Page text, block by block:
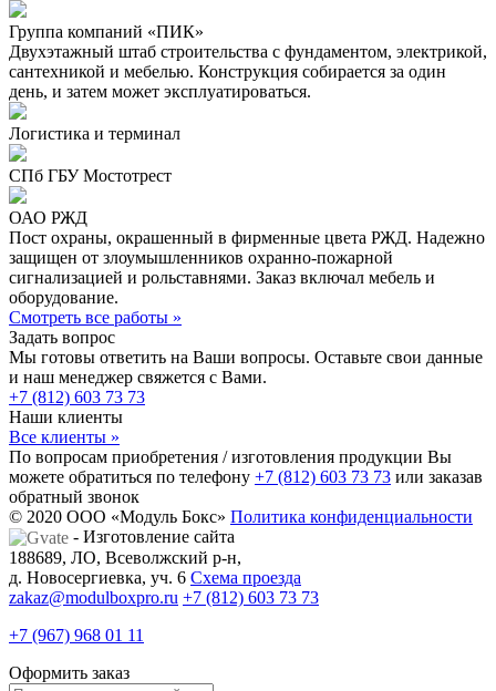
Группа компаний «ПИК»
Двухэтажный штаб строительства с фундаментом, электрикой,
сантехникой и мебелью. Конструкция собирается за один
день, и затем может эксплуатироваться.
Логистика и терминал
СПб ГБУ Мостотрест
ОАО РЖД
Пост охраны, окрашенный в фирменные цвета РЖД. Надежно
защищен от злоумышленников охранно-пожарной
сигнализацией и рольставнями. Заказ включал мебель и
оборудование.
Смотреть все работы »
Задать вопрос
Мы готовы ответить на Ваши вопросы. Оставьте свои данные
и наш менеджер свяжется с Вами.
+7 (812) 603 73 73
Наши клиенты
Все клиенты »
По вопросам приобретения / изготовления продукции Вы
можете обратиться по телефону +7 (812) 603 73 73 или заказав
обратный звонок
© 2020 ООО «Модуль Бокс» Политика конфиденциальности
- Изготовление сайта
188689, ЛО, Всеволжский р-н,
д. Новосергиевка, уч. 6 Схема проезда
zakaz@modulboxpro.ru +7 (812) 603 73 73
+7 (967) 968 01 11
Оформить заказ